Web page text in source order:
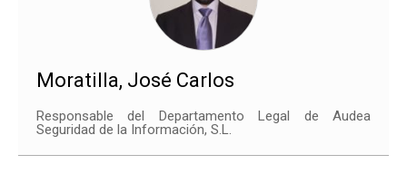
Moratilla, José Carlos
Responsable del Departamento Legal de Audea
Seguridad de la Información, S.L.